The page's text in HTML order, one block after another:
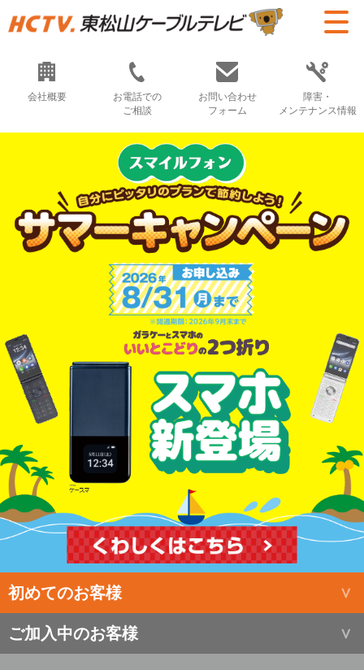
会社概要
お電話での
ご相談
お問い合わせ
フォーム
障害・
メンテナンス情報
初めてのお客様
ご加入中のお客様